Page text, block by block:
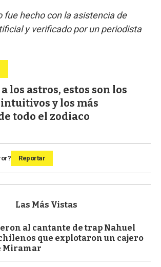
fue hecho con la asistencia de
y verificado por un periodista
los astros, estos son los
y los más
todo el zodiaco
Reportar
Las Más Vistas
al cantante de trap Nahuel
chilenos que explotaron un cajero
Miramar